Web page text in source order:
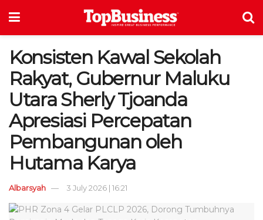
Konsisten Kawal Sekolah
Rakyat, Gubernur Maluku
Utara Sherly Tjoanda
Apresiasi Percepatan
Pembangunan oleh
Hutama Karya
Albarsyah 3 July 2026 | 16:21